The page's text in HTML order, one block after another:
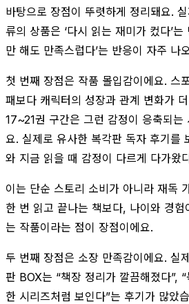
바탕으로 장점이 뚜렷하게 정리돼요.
류의 상품은 ‘다시 읽는 재미가 컸다’는
만 해도 만족스럽다’는 반응이 자주 나
첫 번째 장점은 작품 몰입감이에요. 스
패보다 캐릭터의 성장과 관계 변화가
17~21권 구간은 그런 감정이 응축되는
요. 실제로 유사한 복각판 독자 후기를
와 지금 읽을 때 감정이 다르게 다가왔
이는 단순 스토리 소비가 아니라 재독
한 번 읽고 끝나는 책보다, 나이와 경
는 작품이라는 점이 장점이에요.
두 번째 장점은 소장 만족감이에요. 실
판 BOX는 “책장 정리가 깔끔해졌다”,
한 시리즈처럼 보인다”는 후기가 많았